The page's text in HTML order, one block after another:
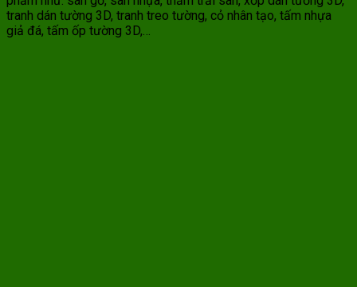
tranh dán tường 3D, tranh treo tường, cỏ nhân tạo, tấm nhựa
giả đá, tấm ốp tường 3D,…